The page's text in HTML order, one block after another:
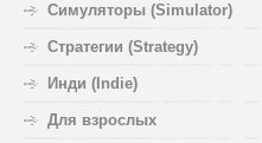
Симуляторы (Simulator)
Стратегии (Strategy)
Инди (Indie)
Для взрослых